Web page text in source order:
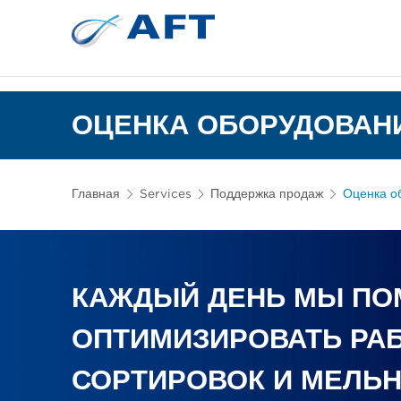
ОЦЕНКА
Главная Services Поддержка продаж Оценка
КАЖДЫЙ ДЕНЬ МЫ
ОПТИМИЗИРОВАТЬ
СОРТИРОВОК И